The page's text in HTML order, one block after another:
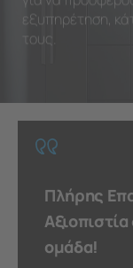
εξυπηρέτηση,
τους.
Πλήρης
ομάδα!